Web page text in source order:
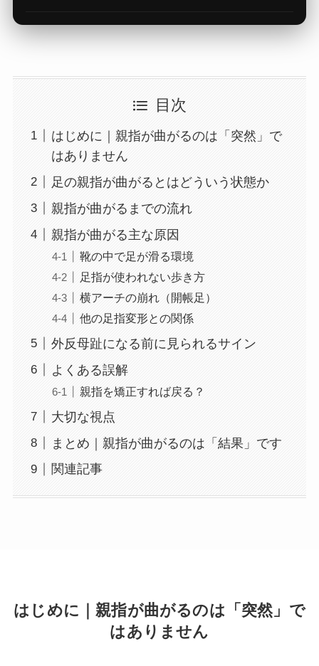
目次
はじめに｜親指が曲がるのは「突然」で
はありません
足の親指が曲がるとはどういう状態か
親指が曲がるまでの流れ
親指が曲がる主な原因
靴の中で足が滑る環境
足指が使われない歩き方
横アーチの崩れ（開帳足）
他の足指変形との関係
外反母趾になる前に見られるサイン
よくある誤解
親指を矯正すれば戻る？
大切な視点
まとめ｜親指が曲がるのは「結果」です
関連記事
はじめに｜親指が曲がるのは「突然」で
はありません